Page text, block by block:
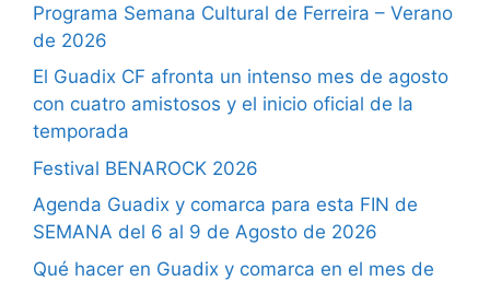
Programa Semana Cultural de Ferreira – Verano
de 2026
El Guadix CF afronta un intenso mes de agosto
con cuatro amistosos y el inicio oficial de la
temporada
Festival BENAROCK 2026
Agenda Guadix y comarca para esta FIN de
SEMANA del 6 al 9 de Agosto de 2026
Qué hacer en Guadix y comarca en el mes de